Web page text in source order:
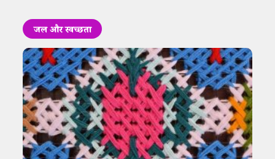
जल और स्वच्छता